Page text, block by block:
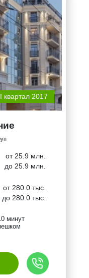
I квартал 2017
от 25.9 млн.
до 25.9 млн.
от 280.0 тыс.
до 280.0 тыс.
минут